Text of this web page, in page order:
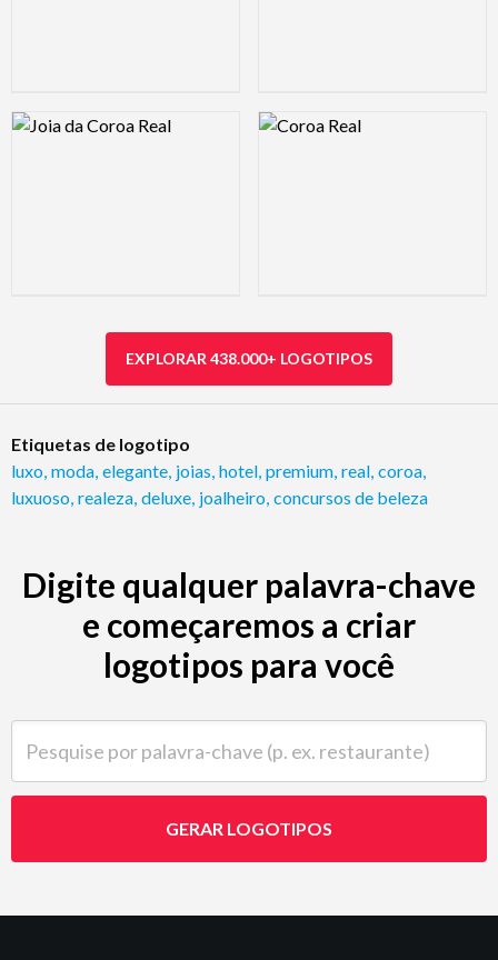
Logo Preview Image Logo Preview Image
EXPLORAR 438.000+ LOGOTIPOS
Etiquetas de logotipo
luxo moda elegante joias hotel premium real coroa
luxuoso realeza deluxe joalheiro concursos de beleza
Digite qualquer palavra-chave
e começaremos a criar
logotipos para você
GERAR LOGOTIPOS